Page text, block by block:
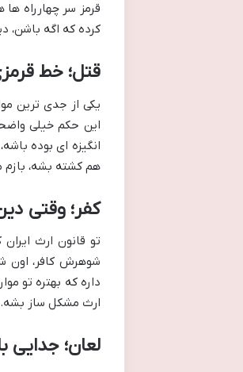
قرمز سر چهارراه
کرده که اگه باشن،
قتل؛ خط
یکی از جدی ترین
این حکم خیلی
انگیزه ای بوده
هم کشته بشه، بازم
کفر؛ وقتی
تو قانون ارث
شوهرش کافر، اون
داره که بهتره تو
ارث مشکل ساز بشه.
لعان؛ جدایی